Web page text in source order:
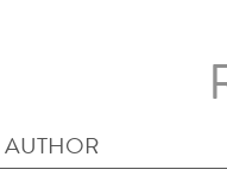
AUTHOR